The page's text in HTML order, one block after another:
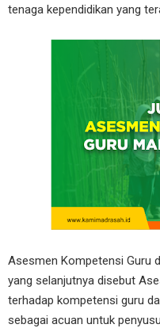
tenaga kependidikan yang
Asesmen Kompetensi Guru
yang selanjutnya disebut
terhadap kompetensi guru
sebagai acuan untuk